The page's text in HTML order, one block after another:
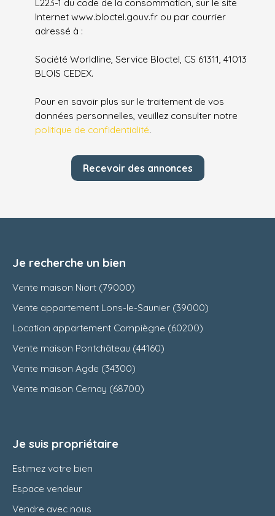
L223-1 du code de la consommation, sur le site
Internet www.bloctel.gouv.fr ou par courrier
adressé à :
Société Worldline, Service Bloctel, CS 61311, 41013
BLOIS CEDEX.
Pour en savoir plus sur le traitement de vos
données personnelles, veuillez consulter notre
politique de confidentialité.
Recevoir des annonces
Je recherche un bien
Vente maison Niort (79000)
Vente appartement Lons-le-Saunier (39000)
Location appartement Compiègne (60200)
Vente maison Pontchâteau (44160)
Vente maison Agde (34300)
Vente maison Cernay (68700)
Je suis propriétaire
Estimez votre bien
Espace vendeur
Vendre avec nous